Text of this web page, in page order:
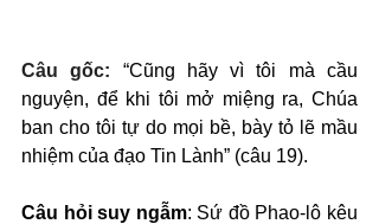
Câu gốc: “Cũng hãy vì tôi mà cầu
nguyện, để khi tôi mở miệng ra, Chúa
ban cho tôi tự do mọi bề, bày tỏ lẽ mầu
nhiệm của đạo Tin Lành” (câu 19).
Câu hỏi suy ngẫm: Sứ đồ Phao-lô kêu